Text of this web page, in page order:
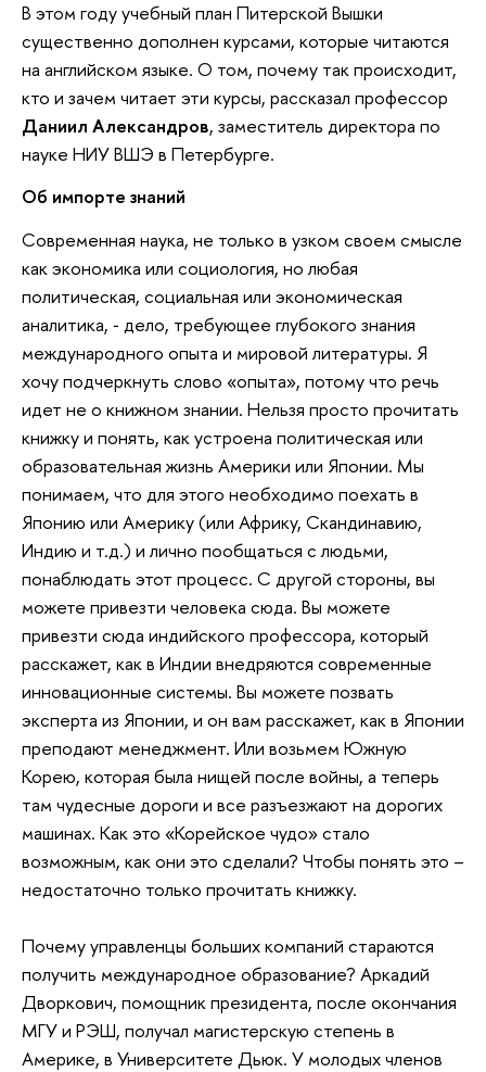
В этом году учебный план Питерской Вышки
существенно дополнен курсами, которые читаются
на английском языке. О том, почему так происходит,
кто и зачем читает эти курсы, рассказал профессор
Даниил Александров, заместитель директора по
науке НИУ ВШЭ в Петербурге.
Об импорте знаний
Современная наука, не только в узком своем смысле
как экономика или социология, но любая
политическая, социальная или экономическая
аналитика, ‐ дело, требующее глубокого знания
международного опыта и мировой литературы. Я
хочу подчеркнуть слово «опыта», потому что речь
идет не о книжном знании. Нельзя просто прочитать
книжку и понять, как устроена политическая или
образовательная жизнь Америки или Японии. Мы
понимаем, что для этого необходимо поехать в
Японию или Америку (или Африку, Скандинавию,
Индию и т.д.) и лично пообщаться с людьми,
понаблюдать этот процесс. С другой стороны, вы
можете привезти человека сюда. Вы можете
привезти сюда индийского профессора, который
расскажет, как в Индии внедряются современные
инновационные системы. Вы можете позвать
эксперта из Японии, и он вам расскажет, как в Японии
преподают менеджмент. Или возьмем Южную
Корею, которая была нищей после войны, а теперь
там чудесные дороги и все разъезжают на дорогих
машинах. Как это «Корейское чудо» стало
возможным, как они это сделали? Чтобы понять это –
недостаточно только прочитать книжку.
Почему управленцы больших компаний стараются
получить международное образование? Аркадий
Дворкович, помощник президента, после окончания
МГУ и РЭШ, получал магистерскую степень в
Америке, в Университете Дьюк. У молодых членов